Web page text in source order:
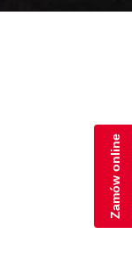
Zamów online